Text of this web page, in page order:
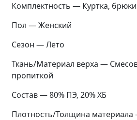
Комплектность — Куртка, брюки
Пол — Женский
Сезон — Лето
Ткань/Материал верха —
пропиткой
Состав — 80% ПЭ, 20% ХБ
Плотность/Толщина материала